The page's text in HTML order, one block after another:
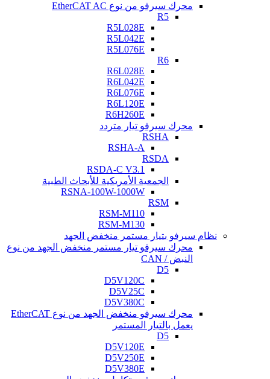
محرك سيرفو من نوع EtherCAT AC
R5
R5L028E
R5L042E
R5L076E
R6
R6L028E
R6L042E
R6L076E
R6L120E
R6H260E
محرك سيرفو تيار متردد
RSHA
RSHA-A
RSDA
RSDA-C V3.1
الجمعية الأمريكية للأبحاث الطبية
RSNA-100W-1000W
RSM
RSM-M110
RSM-M130
نظام سيرفو بتيار مستمر منخفض الجهد
محرك سيرفو تيار مستمر منخفض الجهد من نوع
النبض / CAN
D5
D5V120C
D5V25C
D5V380C
محرك سيرفو منخفض الجهد من نوع EtherCAT
يعمل بالتيار المستمر
D5
D5V120E
D5V250E
D5V380E